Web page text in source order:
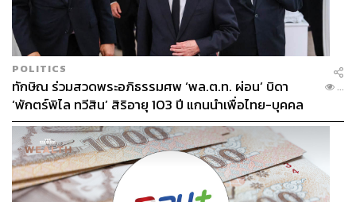
POLITICS
ทักษิณ ร่วมสวดพระอภิธรรมศพ ‘พล.ต.ท. ผ่อน’ บิดา
‘พักตร์พิไล ทวีสิน’ สิริอายุ 103 ปี แกนนำเพื่อไทย-บุคคล
หลากวงการร่วมอาลัย
...